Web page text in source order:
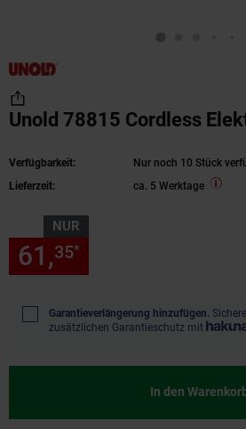
Unold 78815 Cordless
Verfügbarkeit:
Nur noch 10 Stück
Lieferzeit:
ca. 5 Werktage
NUR
61,35*
Garantieverlängerung hinzufügen.
zusätzlichen Garantieschutz mit
In den